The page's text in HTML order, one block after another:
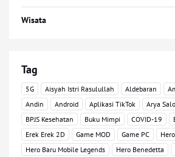
Wisata
Tag
5G Aisyah Istri Rasulullah Aldebaran
Andin
Android Aplikasi TikTok Arya
BPJS Kesehatan
Buku Mimpi COVID-19
Erek Erek 2D
Game MOD Game PC
Hero Baru Mobile Legends
Hero Benedetta